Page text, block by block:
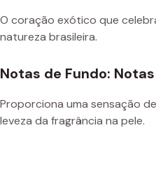
O coração exótico que
natureza brasileira.
Notas de Fundo:
Proporciona uma sensação
leveza da fragrância na pele.